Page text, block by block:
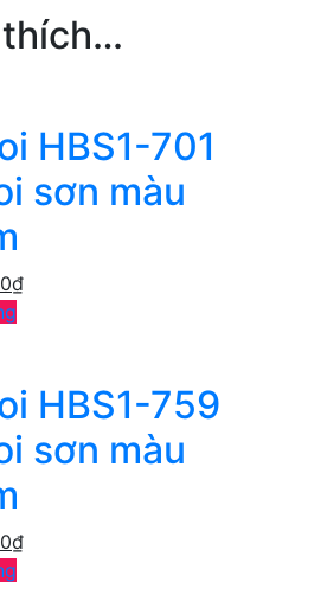
HBS1-701
sơn màu
₫
HBS1-759
sơn màu
₫